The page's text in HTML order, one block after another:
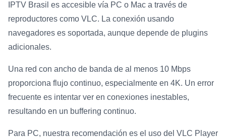
IPTV Brasil es accesible vía PC o Mac a través de
reproductores como VLC. La conexión usando
navegadores es soportada, aunque depende de plugins
adicionales.
Una red con ancho de banda de al menos 10 Mbps
proporciona flujo continuo, especialmente en 4K. Un error
frecuente es intentar ver en conexiones inestables,
resultando en un buffering continuo.
Para PC, nuestra recomendación es el uso del VLC Player